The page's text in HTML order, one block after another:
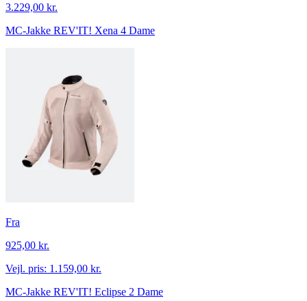
3.229,00 kr.
MC-Jakke REV'IT! Xena 4 Dame
Fra
925,00 kr.
Vejl. pris: 1.159,00 kr.
MC-Jakke REV'IT! Eclipse 2 Dame